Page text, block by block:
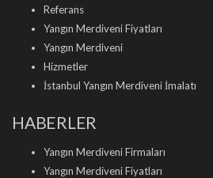
Referans
Yangın Merdiveni Fiyatları
Yangın Merdiveni
Hizmetler
İstanbul Yangın Merdiveni İmalatı
HABERLER
Yangın Merdiveni Firmaları
Yangın Merdiveni Fiyatları